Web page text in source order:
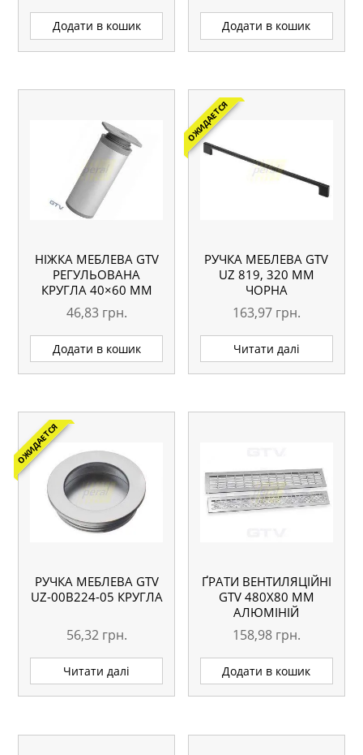
Додати в кошик Додати в кошик
НІЖКА МЕБЛЕВА GTV
РЕГУЛЬОВАНА
КРУГЛА 40×60 ММ
46,83 грн.
Додати в кошик
ОЖИДАЕТСЯ
РУЧКА МЕБЛЕВА GTV
UZ 819, 320 ММ
ЧОРНА
163,97 грн.
Читати далі
ОЖИДАЕТСЯ
РУЧКА МЕБЛЕВА GTV
UZ-00B224-05 КРУГЛА
56,32 грн.
Читати далі
ҐРАТИ ВЕНТИЛЯЦІЙНІ
GTV 480Х80 ММ
АЛЮМІНІЙ
158,98 грн.
Додати в кошик